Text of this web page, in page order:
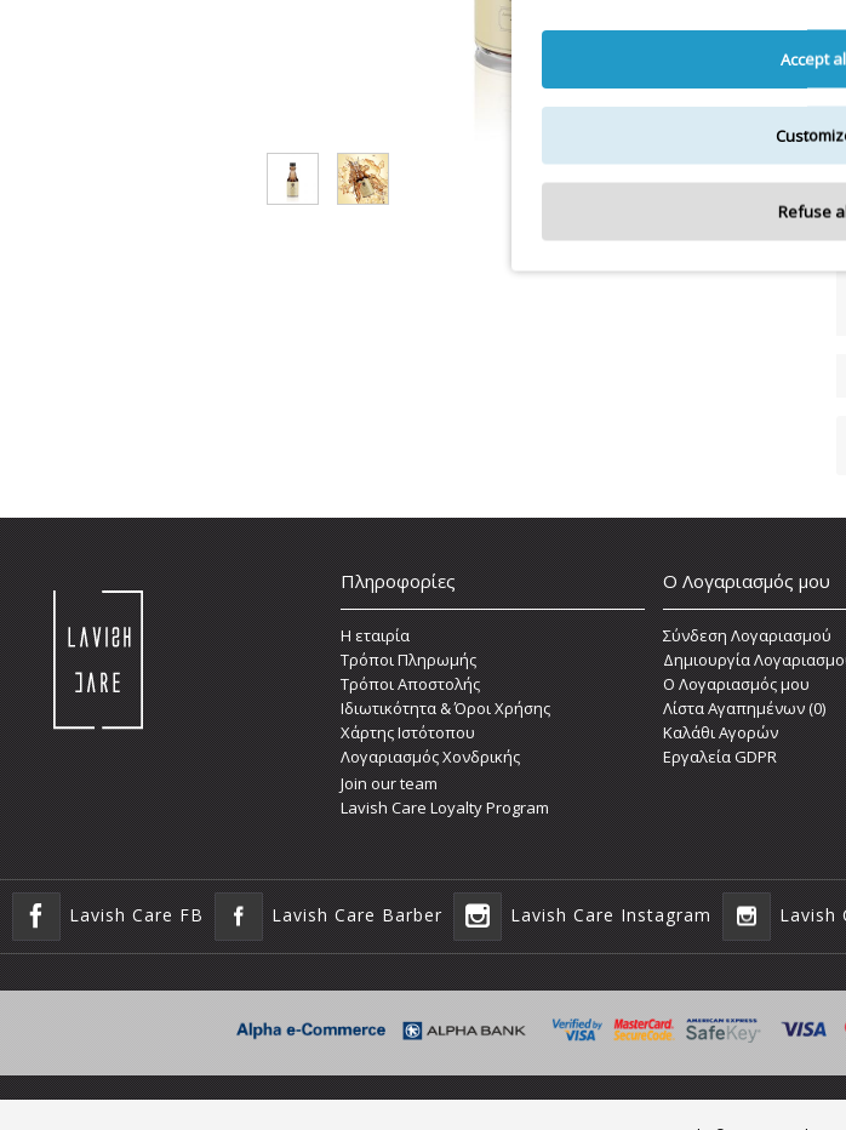
Πληροφορίες
Η εταιρία
Τρόποι Πληρωμής
Τρόποι Αποστολής
Ιδιωτικότητα & Όροι Χρήσης
Χάρτης Ιστότοπου
Λογαριασμός Χονδρικής
Join our team
Lavish Care Loyalty Program
Ο Λογαριασμός μου
Σύνδεση Λογαριασμού
Δημιουργία
O Λογαριασμός μου
Λίστα Αγαπημένων (0)
Καλάθι Αγορών
Εργαλεία GDPR
Lavish Care FB Lavish Care Barber Lavish Care Instagram Lavish
Accept
Refuse